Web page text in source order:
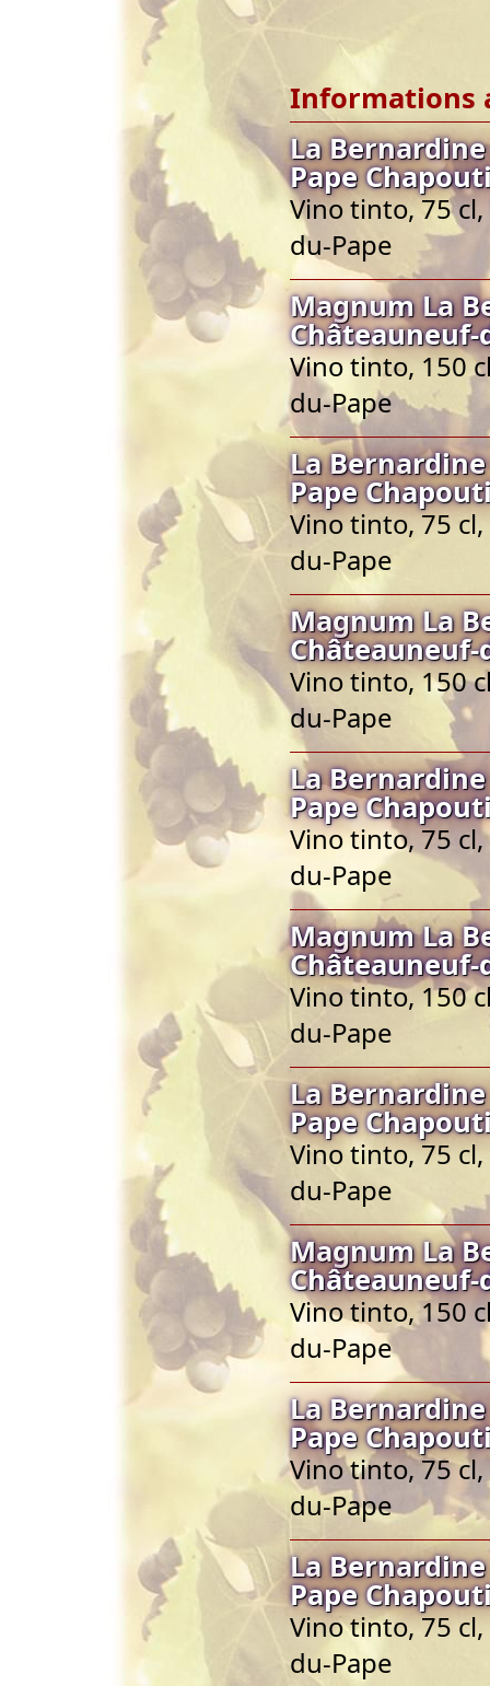
Informations
La
Pape
Vino tinto, 75
du-Pape
Magnum La
Châteauneuf-
Vino tinto, 150
du-Pape
La
Pape
Vino tinto, 75
du-Pape
Magnum La
Châteauneuf-
Vino tinto, 150
du-Pape
La
Pape
Vino tinto, 75
du-Pape
Magnum La
Châteauneuf-
Vino tinto, 150
du-Pape
La
Pape
Vino tinto, 75
du-Pape
Magnum La
Châteauneuf-
Vino tinto, 150
du-Pape
La
Pape
Vino tinto, 75
du-Pape
La
Pape
Vino tinto, 75
du-Pape